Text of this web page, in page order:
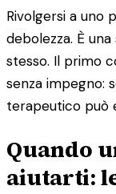
Rivolgersi a uno
debolezza. È
stesso. Il primo
senza impegno:
terapeutico può
Quando
aiutarti: